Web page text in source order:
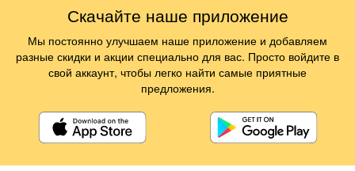
Скачайте наше приложение
Мы постоянно улучшаем наше приложение и добавляем
разные скидки и акции специально для вас. Просто войдите в
свой аккаунт, чтобы легко найти самые приятные
предложения.